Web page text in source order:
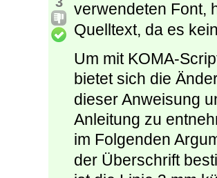
verwendeten Font,
Quelltext, da es
Um mit KOMA-
bietet sich die
dieser Anweisung
Anleitung zu
im Folgenden
der Überschrift